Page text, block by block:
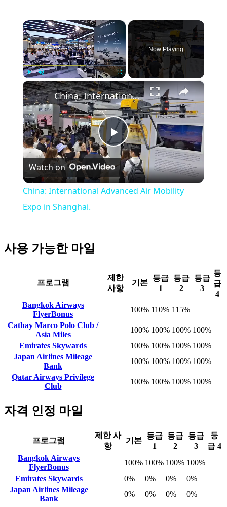
×
Play Unmute Fullscreen
Now Playing
×
Play
Video
China: International Advanced Air Mobility Expo in Shanghai.
Watch on
China: International Advanced Air Mobility
Expo in Shanghai.
사용 가능한 마일
프로그램
제한
사항
기본
등급
1
등급
2
등급
3
등
급
4
Bangkok Airways
FlyerBonus
100% 110% 115%
Cathay Marco Polo Club /
Asia Miles
100% 100% 100% 100%
Emirates Skywards
100% 100% 100% 100%
Japan Airlines Mileage
Bank
100% 100% 100% 100%
Qatar Airways Privilege
Club
100% 100% 100% 100%
자격 인정 마일
프로그램
제한 사
항
기본
등급
1
등급
2
등급
3
등
급 4
Bangkok Airways
FlyerBonus
100% 100% 100% 100%
Emirates Skywards
0% 0% 0%
0%
Japan Airlines Mileage
Bank
0% 0% 0% 0%